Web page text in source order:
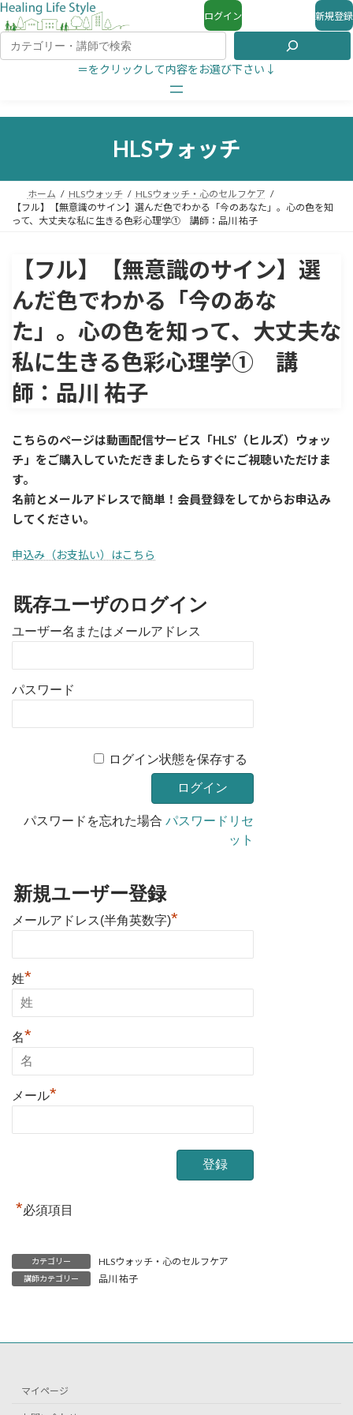
ログイン 新規登録
＝をクリックして内容をお選び下さい↓
HLSウォッチ
ホーム HLSウォッチ
HLSウォッチ・心のセルフケア
【フル】【無意識のサイン】選んだ色でわかる「今のあなた」。心の色を知
って、大丈夫な私に生きる色彩心理学① 講師：品川 祐子
【フル】【無意識のサイン】選
んだ色でわかる「今のあな
た」。心の色を知って、大丈夫な
私に生きる色彩心理学① 講
師：品川 祐子
こちらのページは動画配信サービス「HLS’（ヒルズ）ウォッ
チ」をご購入していただきましたらすぐに ご視聴いただけま
す。
名前とメールアドレスで簡単！会員登録をしてからお申込み
してください。
申込み（お支払い）はこちら
既存ユーザのログイン
ユーザー名またはメールアドレス
パスワード
ログイン状態を保存する
パスワードを忘れた場合パスワードリセ
ット
新規ユーザー登録
メールアドレス(半角英数字)*
姓*
名*
メール*
*必須項目
カテゴリー HLSウォッチ・心のセルフケア
講師カテゴリー 品川 祐子
マイページ